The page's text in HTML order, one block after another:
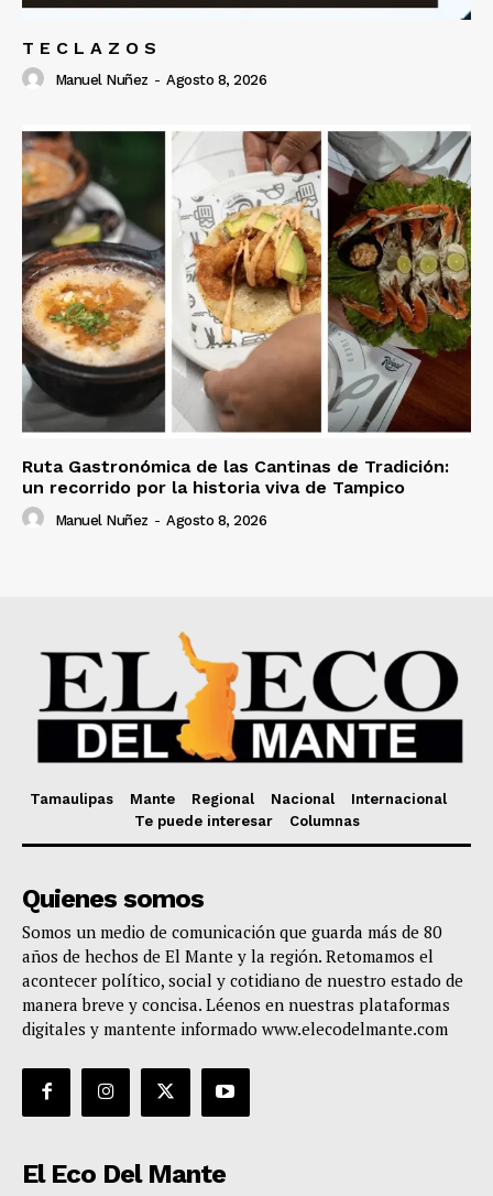
T E C L A Z O S
Manuel Nuñez - Agosto 8, 2026
Ruta Gastronómica de las Cantinas de Tradición:
un recorrido por la historia viva de Tampico
Manuel Nuñez - Agosto 8, 2026
Tamaulipas Mante Regional Nacional
Internacional
Te puede interesar
Columnas
Quienes somos
Somos un medio de comunicación que guarda más de 80
años de hechos de El Mante y la región. Retomamos el
acontecer político, social y cotidiano de nuestro estado de
manera breve y concisa. Léenos en nuestras plataformas
digitales y mantente informado www.elecodelmante.com
El Eco Del Mante